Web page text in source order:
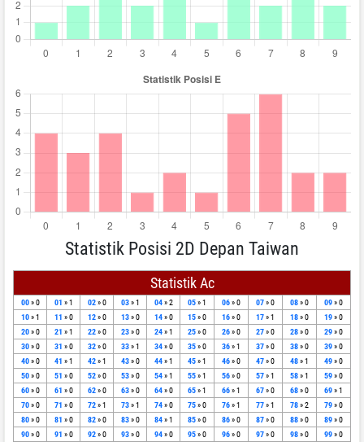
Statistik Posisi 2D Depan Taiwan
Statistik Ac
00» 0 01 » 1 02» 0 03» 1 04» 2 05» 1 06» 0 07» 0 08» 0 09» 0
10» 1 11 » 0 12» 0 13» 0 14» 0 15» 0 16» 0 17» 1 18» 0 19» 0
20» 0 21 » 1 22» 0 23» 0 24» 1 25» 0 26» 0 27» 0 28» 0 29» 0
30» 0 31 » 0 32» 0 33» 1 34» 0 35» 0 36» 1 37» 0 38» 0 39» 0
40» 0 41 » 1 42» 1 43» 0 44» 1 45» 1 46» 0 47» 0 48» 1 49» 0
50» 0 51 » 0 52» 0 53» 0 54» 1 55» 1 56» 0 57» 1 58» 1 59» 0
60» 0 61 » 0 62» 0 63» 0 64» 0 65» 1 66» 1 67» 0 68» 0 69» 1
70» 0 71 » 0 72» 1 73» 1 74» 0 75» 0 76» 1 77» 1 78» 2 79» 0
80» 0 81 » 0 82» 0 83» 0 84» 1 85» 0 86» 0 87» 0 88» 0 89» 0
90» 0 91 » 0 92» 0 93» 0 94» 0 95» 0 96» 0 97» 0 98» 0 99» 0